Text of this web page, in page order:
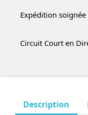
Expédition
Circuit Court en
Description